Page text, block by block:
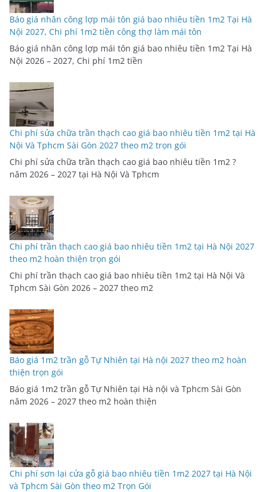
Báo giá nhân công lợp mái tôn giá bao nhiêu tiền 1m2 Tại Hà
Nội 2027, Chi phí 1m2 tiền công thợ làm mái tôn
Báo giá nhân công lợp mái tôn giá bao nhiêu tiền 1m2 Tại Hà
Nội 2026 – 2027, Chi phí 1m2 tiền
Chi phí sửa chữa trần thạch cao giá bao nhiêu tiền 1m2 tại Hà
Nội Và Tphcm Sài Gòn 2027 theo m2 trọn gói
Chi phí sửa chữa trần thạch cao giá bao nhiêu tiền 1m2 ?
năm 2026 – 2027 tại Hà Nội Và Tphcm
Chi phí trần thạch cao giá bao nhiêu tiền 1m2 tại Hà Nội 2027
theo m2 hoàn thiện trọn gói
Chi phí trần thạch cao giá bao nhiêu tiền 1m2 tại Hà Nội Và
Tphcm Sài Gòn 2026 – 2027 theo m2
Báo giá 1m2 trần gỗ Tự Nhiên tại Hà nội 2027 theo m2 hoàn
thiện trọn gói
Báo giá 1m2 trần gỗ Tự Nhiên tại Hà nội và Tphcm Sài Gòn
năm 2026 – 2027 theo m2 hoàn thiện
Chi phí sơn lại cửa gỗ giá bao nhiêu tiền 1m2 2027 tại Hà Nội
và Tphcm Sài Gòn theo m2 Trọn Gói